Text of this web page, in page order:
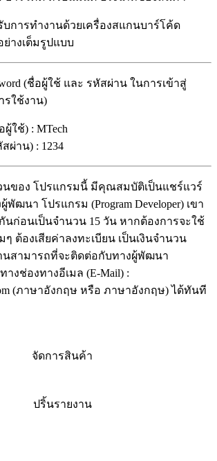
การทำงานด้วยเครื่องสแกนบาร์โค้ด
อย่างเต็มรูปแบบ
(ชื่อผู้ใช้ และ รหัสผ่าน ในการเข้าสู่
รใช้งาน)
ผู้ใช้) : MTech
สผ่าน) : 1234
นของ โปรแกรมนี้ มีคุณสมบัติเป็นแชร์แวร์
ผู้พัฒนา โปรแกรม (Program Developer) เขา
นก่อนเป็นจำนวน 15 วัน หากต้องการจะใช้
ต้องเสียค่าลงทะเบียน เป็นเงินจำนวน
นสามารถที่จะติดต่อกับทางผู้พัฒนา
งช่องทางอีเมล (E-Mail) :
(ภาษาอังกฤษ หรือ ภาษาอังกฤษ) ได้ทันที
จัดการสินค้า
ปริ้นรายงาน